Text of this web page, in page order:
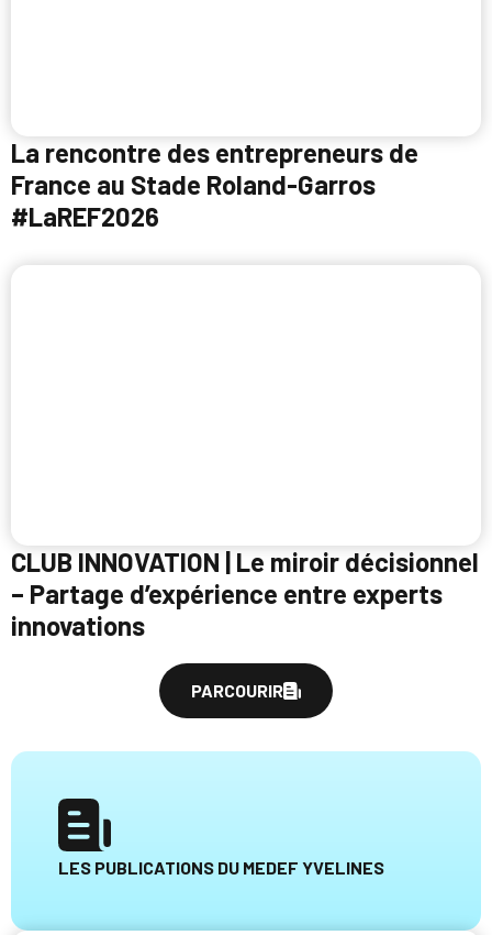
La rencontre des entrepreneurs de
France au Stade Roland-Garros
#LaREF2026
CLUB INNOVATION | Le miroir décisionnel
– Partage d’expérience entre experts
innovations
PARCOURIR
LES PUBLICATIONS DU MEDEF YVELINES